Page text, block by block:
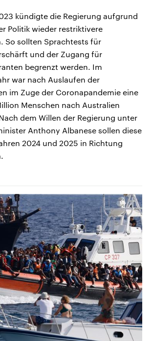
kündigte die Regierung aufgrund
Politik wieder restriktivere
So sollten Sprachtests für
und der Zugang für
begrenzt werden. Im
war nach Auslaufen der
im Zuge der Coronapandemie eine
Menschen nach Australien
dem Willen der Regierung unter
Anthony Albanese sollen diese
2024 und 2025 in Richtung